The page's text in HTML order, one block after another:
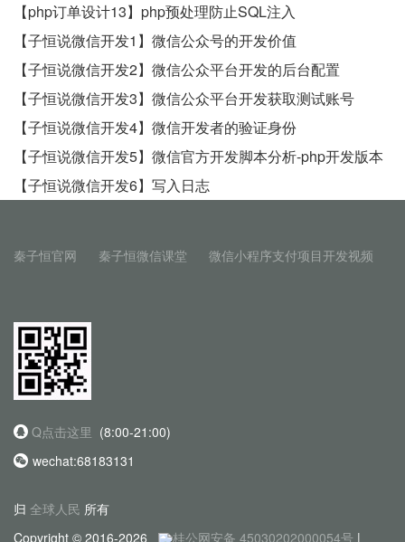
【php订单设计13】php预处理防止SQL注入
【子恒说微信开发1】微信公众号的开发价值
【子恒说微信开发2】微信公众平台开发的后台配置
【子恒说微信开发3】微信公众平台开发获取测试账号
【子恒说微信开发4】微信开发者的验证身份
【子恒说微信开发5】微信官方开发脚本分析-php开发版本
【子恒说微信开发6】写入日志
秦子恒官网 秦子恒微信课堂 微信小程序支付项目开发视频
Q点击这里 (8:00-21:00)
wechat:68183131
归 全球人民 所有
Copyright © 2016-2026
桂公网安备 45030202000054号 |